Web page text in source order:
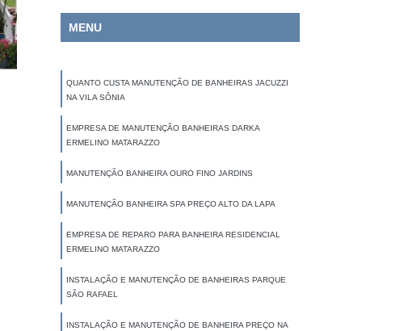
MENU
QUANTO CUSTA MANUTENÇÃO DE BANHEIRAS JACUZZI
NA VILA SÔNIA
EMPRESA DE MANUTENÇÃO BANHEIRAS DARKA
ERMELINO MATARAZZO
MANUTENÇÃO BANHEIRA OURO FINO JARDINS
MANUTENÇÃO BANHEIRA SPA PREÇO ALTO DA LAPA
EMPRESA DE REPARO PARA BANHEIRA RESIDENCIAL
ERMELINO MATARAZZO
INSTALAÇÃO E MANUTENÇÃO DE BANHEIRAS PARQUE
SÃO RAFAEL
INSTALAÇÃO E MANUTENÇÃO DE BANHEIRA PREÇO NA